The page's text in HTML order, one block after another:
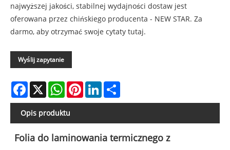
najwyższej jakości, stabilnej wydajności dostaw jest
oferowana przez chińskiego producenta - NEW STAR. Za
darmo, aby otrzymać swoje cytaty tutaj.
Wyślij zapytanie
Facebook
X WhatsAppPinterestLinkedIn
Opis produktu
Folia do laminowania termicznego z